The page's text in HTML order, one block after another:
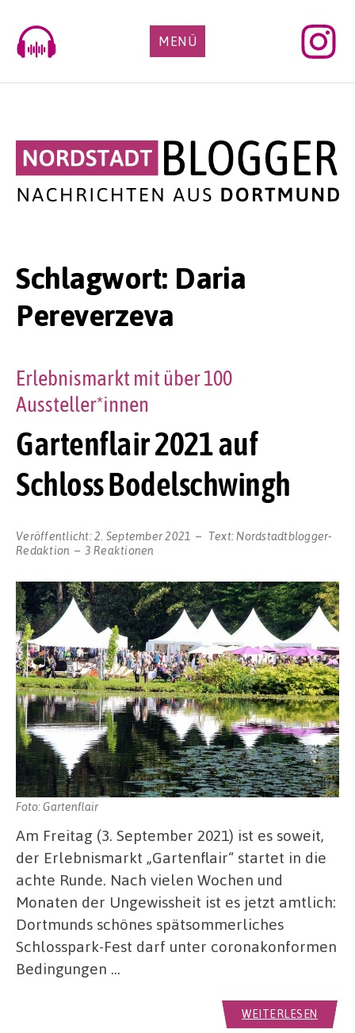
content
MENÜ
Schlagwort: Daria
Pereverzeva
Gartenflair 2021 auf
Schloss Bodelschwingh
Erlebnismarkt mit über 100
Aussteller*innen
Veröffentlicht:2. September 2021 Text: Nordstadtblogger-
Redaktion
3 Reaktionen
Foto: Gartenflair
Am Freitag (3. September 2021) ist es soweit,
der Erlebnismarkt „Gartenflair“ startet in die
achte Runde. Nach vielen Wochen und
Monaten der Ungewissheit ist es jetzt amtlich:
Dortmunds schönes spätsommerliches
Schlosspark-Fest darf unter coronakonformen
Bedingungen …
WEITERLESEN